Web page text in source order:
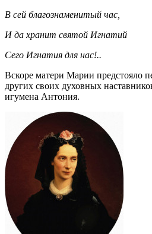
В сей благознаменитый час,
И да хранит святой Игнатий
Сего Игнатия для нас!..
Вскоре матери Марии предстояло
других своих духовных
игумена Антония.